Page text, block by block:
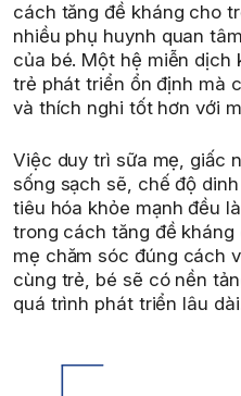
cách tăng đề kháng cho
nhiều phụ huynh quan
của bé. Một hệ miễn dịch
trẻ phát triển ổn định mà
và thích nghi tốt hơn với
Việc duy trì sữa mẹ, giấc
sống sạch sẽ, chế độ
tiêu hóa khỏe mạnh đều
trong cách tăng đề
mẹ chăm sóc đúng cách
cùng trẻ, bé sẽ có nền
quá trình phát triển lâu